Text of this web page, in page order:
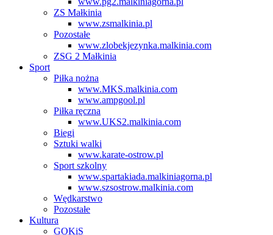
ZS Małkinia
www.zsmalkinia.pl
Pozostałe
www.zlobekjezynka.malkinia.com
ZSG 2 Małkinia
Sport
Piłka nożna
www.MKS.malkinia.com
www.ampgool.pl
Piłka ręczna
www.UKS2.malkinia.com
Biegi
Sztuki walki
www.karate-ostrow.pl
Sport szkolny
www.spartakiada.malkiniagorna.pl
www.szsostrow.malkinia.com
Wędkarstwo
Pozostałe
Kultura
GOKiS